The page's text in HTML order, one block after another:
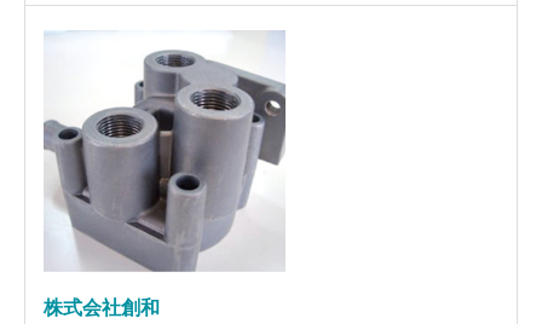
株式会社創和